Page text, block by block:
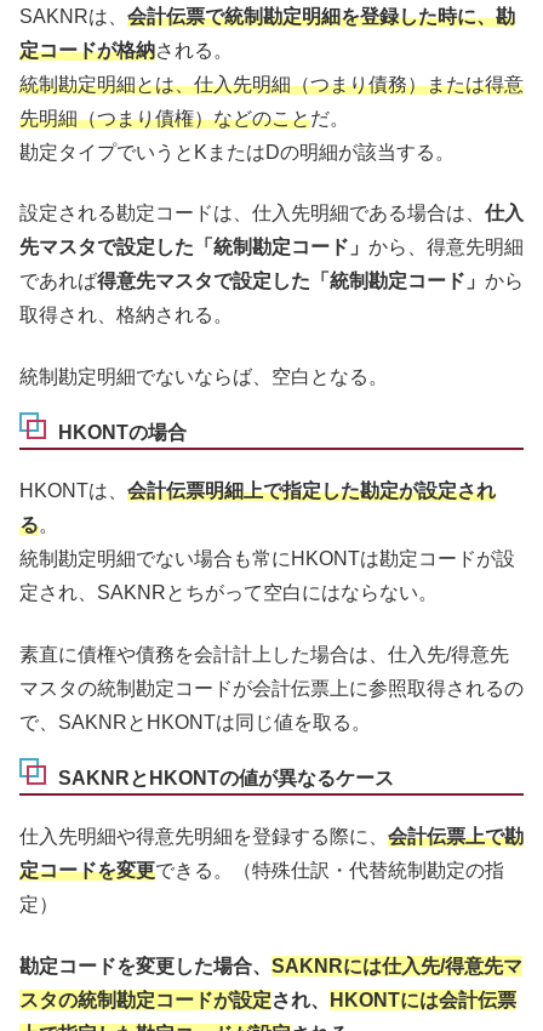
SAKNRは、 会計伝票で統制勘定明細を登録した時に、勘
定コードが格納される。
統制勘定明細とは、仕入先明細（つまり債務）または得意
先明細（つまり債権）などのことだ。
勘定タイプでいうとKまたはDの明細が該当する。
設定される勘定コードは、仕入先明細である場合は、 仕入
先マスタで設定した「統制勘定コード」 から、得意先明細
であれば得意先マスタで設定した「統制勘定コード」 から
取得され、格納される。
統制勘定明細でないならば、空白となる。
HKONTの場合
HKONTは、 会計伝票明細上で指定した勘定が設定され
る。
統制勘定明細でない場合も常にHKONTは勘定コードが設
定され、SAKNRとちがって空白にはならない。
素直に債権や債務を会計計上した場合は、仕入先/得意先
マスタの統制勘定コードが会計伝票上に参照取得されるの
で、SAKNRとHKONTは同じ値を取る。
SAKNRとHKONTの値が異なるケース
仕入先明細や得意先明細を登録する際に、 会計伝票上で勘
定コードを変更できる。（特殊仕訳・代替統制勘定の指
定）
勘定コードを変更した場合、 SAKNRには仕入先/得意先マ
スタの統制勘定コードが設定され、
HKONTには会計伝票